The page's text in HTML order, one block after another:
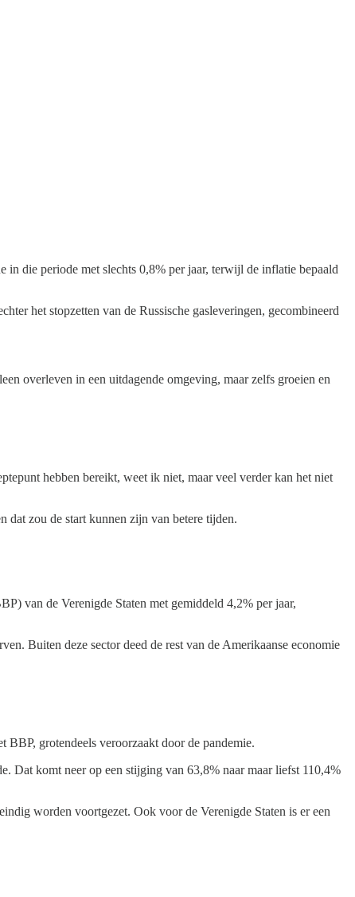
die periode met slechts 0,8% per jaar, terwijl de inflatie bepaald
het stopzetten van de Russische gasleveringen, gecombineerd
overleven in een uitdagende omgeving, maar zelfs groeien en
hebben bereikt, weet ik niet, maar veel verder kan het niet
dat zou de start kunnen zijn van betere tijden.
van de Verenigde Staten met gemiddeld 4,2% per jaar,
Buiten deze sector deed de rest van de Amerikaanse economie
grotendeels veroorzaakt door de pandemie.
Dat komt neer op een stijging van 63,8% naar maar liefst 110,4%
worden voortgezet. Ook voor de Verenigde Staten is er een